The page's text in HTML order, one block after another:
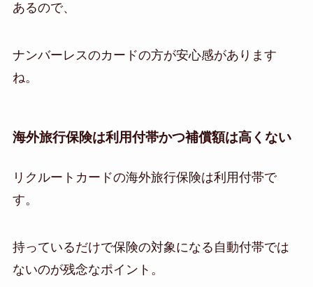
あるので、
ナンバーレスのカードの方が安心感があります
ね。
海外旅行保険は利用付帯かつ補償額は高くない
リクルートカードの海外旅行保険は利用付帯で
す。
持っているだけで保険の対象になる自動付帯では
ないのが残念なポイント。